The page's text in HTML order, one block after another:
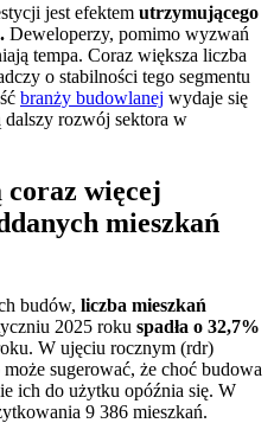
jest efektem utrzymującego
Deweloperzy, pomimo wyzwań
tempa. Coraz większa liczba
o stabilności tego segmentu
branży budowlanej wydaje się
dalszy rozwój sektora w
coraz więcej
mieszkań
budów, liczba mieszkań
2025 roku spadła o 32,7%
W ujęciu rocznym (rdr)
może sugerować, że choć budowa
ich do użytku opóźnia się. W
9 386 mieszkań.